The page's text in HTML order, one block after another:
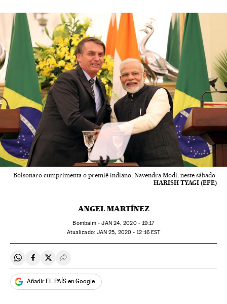
Bolsonaro cumprimenta o premiê indiano, Navendra Modi, neste sábado.
HARISH TYAGI (EFE)
ANGEL MARTÍNEZ
Bombaim -JAN24, 2020 - 19:17
atualizado: JAN 25, 2020 - 12:16EST
Compartir en Whatsapp
Compartir en Facebook
Compartir en Twitter
Desplegar Redes Sociales
Añadir EL PAÍS en Google